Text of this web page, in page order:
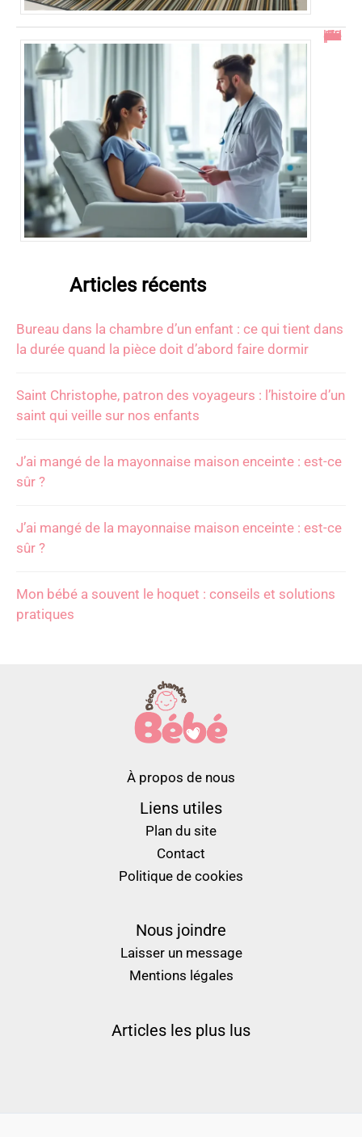
En combien de temps se résorbe un décollement placentaire ?
Articles récents
Bureau dans la chambre d’un enfant : ce qui tient dans
la durée quand la pièce doit d’abord faire dormir
Saint Christophe, patron des voyageurs : l’histoire d’un
saint qui veille sur nos enfants
J’ai mangé de la mayonnaise maison enceinte : est-ce
sûr ?
J’ai mangé de la mayonnaise maison enceinte : est-ce
sûr ?
Mon bébé a souvent le hoquet : conseils et solutions
pratiques
À propos de nous
Liens utiles
Plan du site
Contact
Politique de cookies
Nous joindre
Laisser un message
Mentions légales
Articles les plus lus